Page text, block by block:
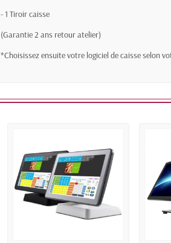
- 1 Tiroir caisse
(Garantie 2 ans retour atelier)
*Choisissez ensuite votre logiciel de caisse selon